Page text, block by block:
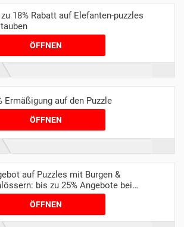
18% Rabatt auf Elefanten-puzzles
ÖFFNEN
Ermäßigung auf den Puzzle
ÖFFNEN
auf Puzzles mit Burgen &
bis zu 25% Angebote bei
ÖFFNEN